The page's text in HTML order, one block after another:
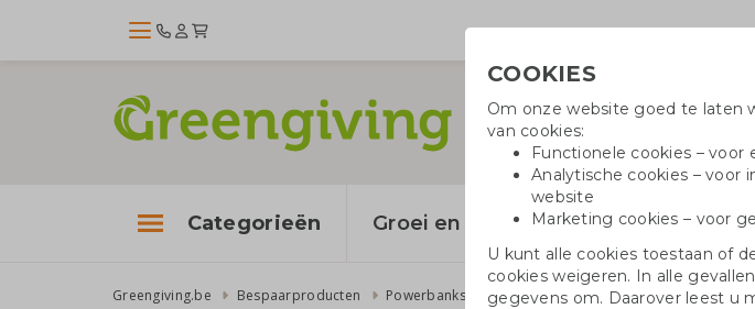
Categorieën Groei en bloei Drinkflessen
Greengiving.be Bespaarproducten Powerbanks Solar powerbank 4000 mAh
COOKIES
Om onze website goed te laten
van cookies:
Functionele cookies –
Analytische cookies – voor
website
Marketing cookies – voor
U kunt alle cookies toestaan of
cookies weigeren. In alle
gegevens om. Daarover leest u